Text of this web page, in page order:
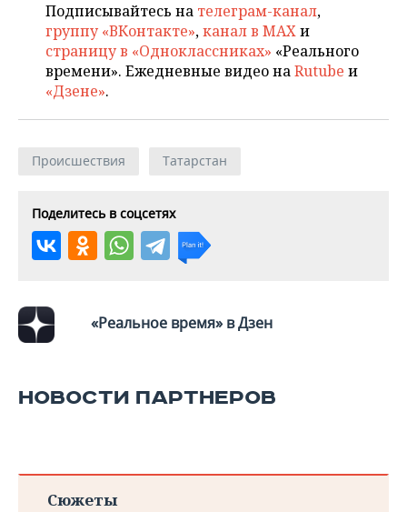
Подписывайтесь на телеграм-канал,
группу «ВКонтакте»,канал в MAXи
страницу в «Одноклассниках» «Реального
времени». Ежедневные видео наRutube и
«Дзене».
Происшествия Татарстан
Поделитесь в соцсетях
«Реальное время» в Дзен
НОВОСТИ ПАРТНЕРОВ
Сюжеты